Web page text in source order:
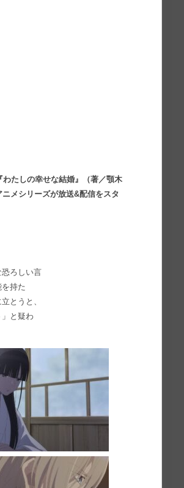
たしの幸せな結婚』（著／顎木
メシリーズが放送&配信をスタ
恐ろしい言
持た
とうと、
と疑わ